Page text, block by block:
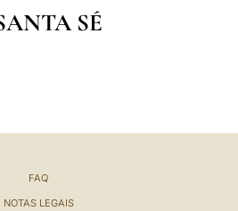
SÉ
FAQ
NOTAS LEGAIS